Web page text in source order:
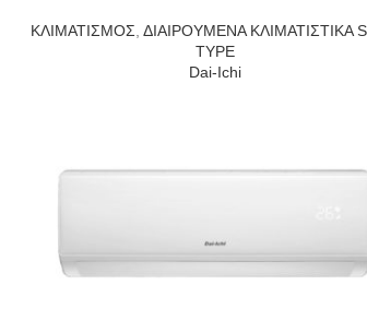
ΚΛΙΜΑΤΙΣΜΟΣ ΔΙΑΙΡΟΥΜΕΝΑ ΚΛΙΜΑΤΙΣΤΙΚΑ
TYPE
Dai-Ichi